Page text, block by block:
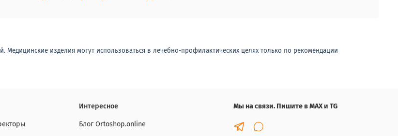
изделия могут использоваться в лечебно-профилактических целях только по рекомендации
Интересное
Блог Ortoshop.online
Мы на связи. Пишите в MAX и TG